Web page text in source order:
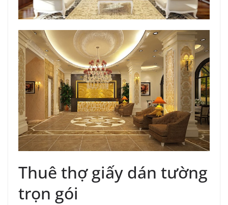
Thuê thợ giấy dán tường
trọn gói